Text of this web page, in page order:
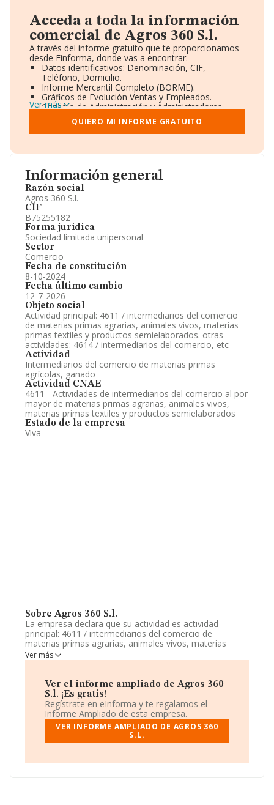
Información general
Razón social
Agros 360 S.l.
CIF
B75255182
Forma jurídica
Sociedad limitada unipersonal
Sector
Comercio
Fecha de constitución
8-10-2024
Fecha último cambio
12-7-2026
Objeto social
Actividad principal: 4611 / intermediarios del comercio
de materias primas agrarias, animales vivos, materias
primas textiles y productos semielaborados. otras
actividades: 4614 / intermediarios del comercio, etc
Actividad
Intermediarios del comercio de materias primas
agrícolas, ganado
Actividad CNAE
4611 - Actividades de intermediarios del comercio al por
mayor de materias primas agrarias, animales vivos,
materias primas textiles y productos semielaborados
Estado de la empresa
Viva
Sobre Agros 360 S.l.
La empresa declara que su actividad es actividad
principal: 4611 / intermediarios del comercio de
materias primas agrarias, animales vivos, materias
primas textiles y productos semielaborados. otras
actividades: 4614 / intermediarios del comercio, etc. La
CNAE corresponde a 4611 con código 'Intermediarios
del comercio de materias primas agrarias, animales
vivos, materias primas textiles y productos
semielaborados'. No realiza actividad de importación
y/o exportación.
La compañíaAgros 360 S.L, CIF B75255182, se
Pta. 1, (08208), Sabadell, provincia de Barcelona,
Ver más
Ver el informe ampliado de Agros 360
S.l. ¡Es gratis!
Regístrate en eInforma y te regalamos el
Informe Ampliado de esta empresa.
VER INFORME AMPLIADO DE AGROS 360
S.L.
Acceda a toda la información
comercial de Agros 360 S.l.
A través del informe gratuito que te proporcionamos
desde Einforma, donde vas a encontrar:
Datos identificativos: Denominación, CIF,
Teléfono, Domicilio.
Informe Mercantil Completo (BORME).
Gráficos de Evolución Ventas y Empleados.
Consejo de Administración y Administradores.
Directivos y Ejecutivos.
Accionistas.
Participaciones y Vinculaciones en otras empresas.
Información oficial y registral complementaria.
Ver más
QUIERO MI INFORME GRATUITO